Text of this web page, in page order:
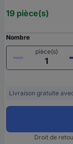
19 pièce(s)
Nombre
pièce(s)
Livraison gratuite
Droit de